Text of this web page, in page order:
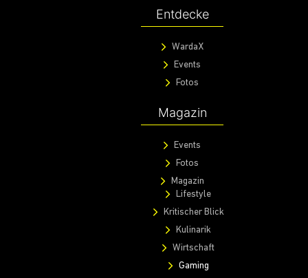
Entdecke
WardaX
Events
Fotos
Magazin
Events
Fotos
Magazin
Lifestyle
Kritischer Blick
Kulinarik
Wirtschaft
Gaming